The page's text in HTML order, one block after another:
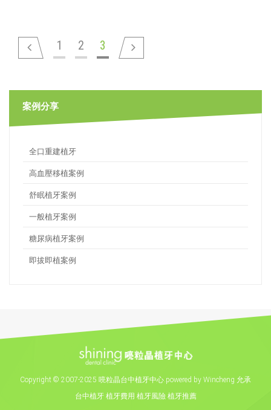
1 2 3
案例分享
全口重建植牙
高血壓移植案例
舒眠植牙案例
一般植牙案例
糖尿病植牙案例
即拔即植案例
Copyright © 2007-2025 喨粒晶台中植牙中心.powered by Wincheng 允承
台中植牙 植牙費用 植牙風險 植牙推薦